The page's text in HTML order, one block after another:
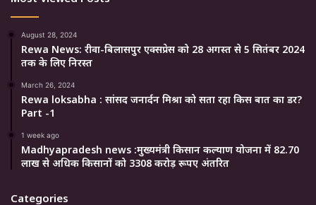
August 28, 2024
Rewa News: रीवा-बिलासपुर एक्सप्रेस को 28 अगस्त से 5 सितंबर 2024
तक के लिए निरस्त
March 26, 2024
Rewa loksabha : सांसद जनार्दन मिश्रा को सता रहा किस बात का डर?
Part -1
1 week ago
Madhyapradesh news :मुख्यमंत्री किसान कल्याण योजना में 82.70
लाख से अधिक किसानों को 3308 करोड़ रूपए अंतरित
Categories